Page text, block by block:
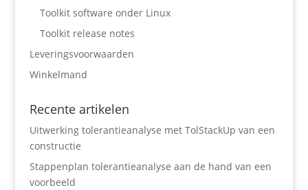
Toolkit software onder Linux
Toolkit release notes
Leveringsvoorwaarden
Winkelmand
Recente artikelen
Uitwerking tolerantieanalyse met TolStackUp van een
constructie
Stappenplan tolerantieanalyse aan de hand van een
voorbeeld